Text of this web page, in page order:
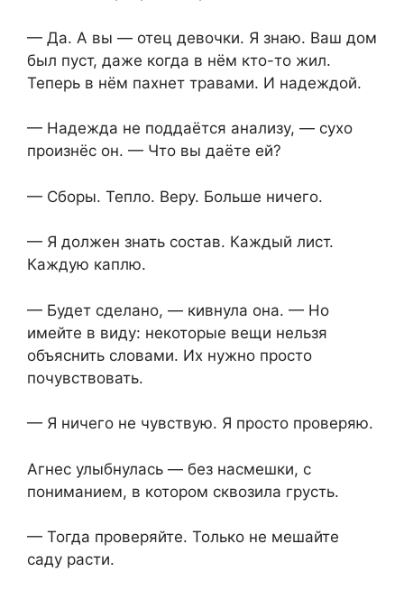
— Да. А вы — отец девочки. Я знаю. Ваш дом
был пуст, даже когда в нём кто-то жил.
Теперь в нём пахнет травами. И надеждой.
— Надежда не поддаётся анализу, — сухо
произнёс он. — Что вы даёте ей?
— Сборы. Тепло. Веру. Больше ничего.
— Я должен знать состав. Каждый лист.
Каждую каплю.
— Будет сделано, — кивнула она. — Но
имейте в виду: некоторые вещи нельзя
объяснить словами. Их нужно просто
почувствовать.
— Я ничего не чувствую. Я просто проверяю.
Агнес улыбнулась — без насмешки, с
пониманием, в котором сквозила грусть.
— Тогда проверяйте. Только не мешайте
саду расти.